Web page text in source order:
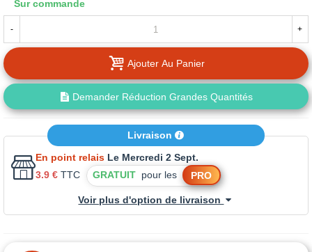
Sur commande
- +
Ajouter Au Panier
Demander Réduction Grandes Quantités
Livraison
En point relais Le Mercredi 2 Sept.
3.9 € TTC GRATUITpour les PRO
Voir plus d'option de livraison